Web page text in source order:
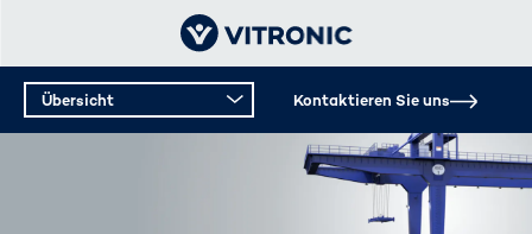
Übersicht Kontaktieren Sie uns